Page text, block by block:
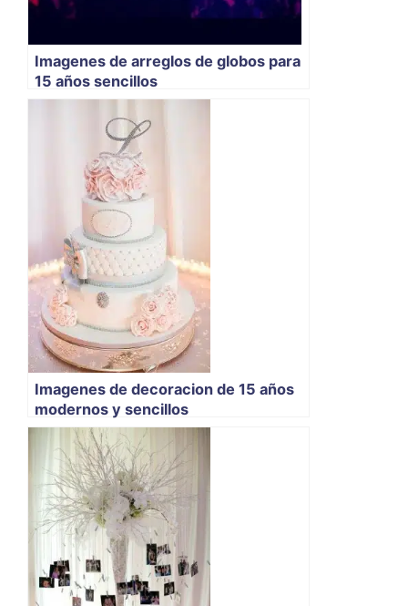
Imagenes de arreglos de globos para
15 años sencillos
Imagenes de decoracion de 15 años
modernos y sencillos